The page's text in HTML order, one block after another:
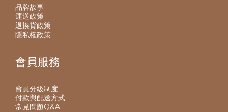
品牌故事
運送政策
退換貨政策
隱私權政策
會員服務
會員分級制度
付款與配送方式
常見問題Q&A